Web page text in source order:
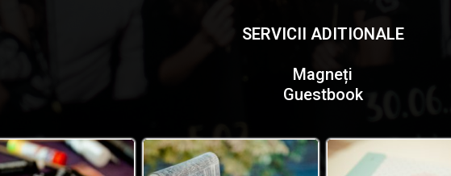
SERVICII ADITIONALE
Magneți
Guestbook